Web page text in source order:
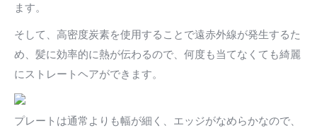
ます。
そして、高密度炭素を使用することで遠赤外線が発生するた
め、髪に効率的に熱が伝わるので、何度も当てなくても綺麗
にストレートヘアができます。
プレートは通常よりも幅が細く、エッジがなめらかなので、